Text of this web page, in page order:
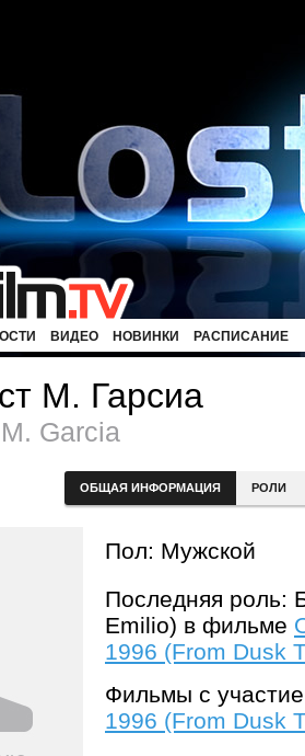
ВИДЕО НОВИНКИ РАСПИСАНИЕ
М. Гарсиа
Garcia
ОБЩАЯ ИНФОРМАЦИЯ РОЛИ
Пол: Мужской
Последняя роль:
Emilio) в фильме
1996 (From Dusk
Фильмы с
1996 (From Dusk